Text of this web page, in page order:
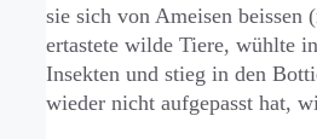
sie sich von Ameisen beissen
ertastete wilde Tiere, wühlte
Insekten und stieg in den
wieder nicht aufgepasst hat,